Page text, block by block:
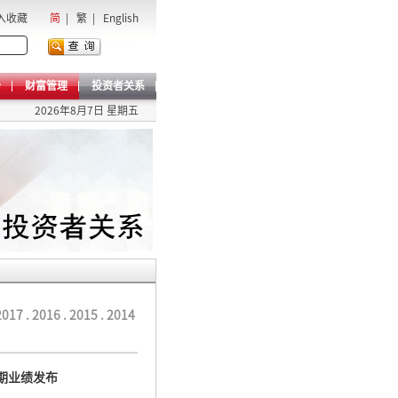
收藏 简 繁 English
财富管理 投资者关系
2026年8月7日 星期五
. 2016 . 2015 . 2014
业绩发布